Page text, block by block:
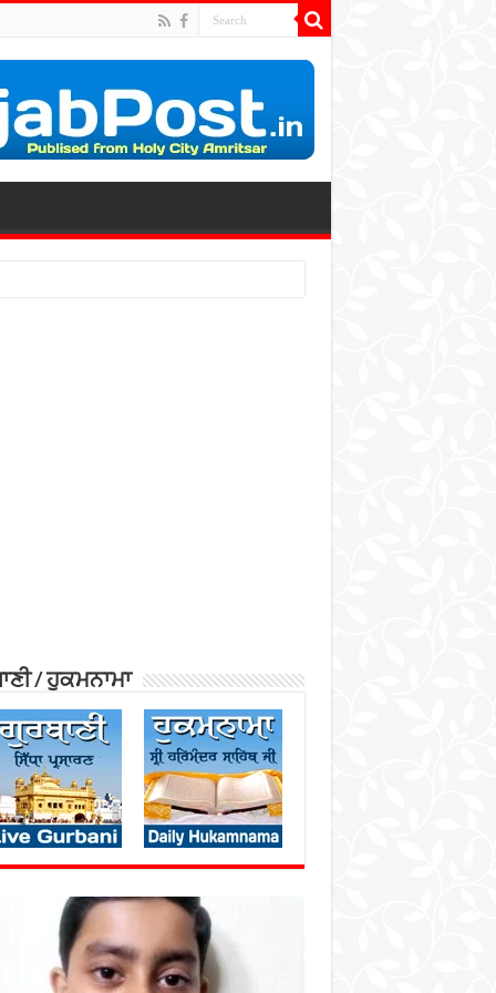
/ ਹੁਕਮਨਾਮਾ